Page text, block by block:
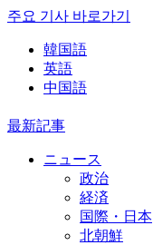
주요 기사 바로가기
韓国語
英語
中国語
最新記事
ニュース
政治
経済
国際・日本
北朝鮮